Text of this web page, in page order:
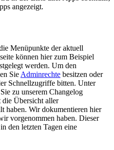
angezeigt.
Menüpunkte der aktuell
können hier zum Beispiel
werden. Um den
Sie Adminrechte besitzen oder
Schnellzugriffe bitten. Unter
zu unserem Changelog
Übersicht aller
haben. Wir dokumentieren hier
vorgenommen haben. Dieser
den letzten Tagen eine